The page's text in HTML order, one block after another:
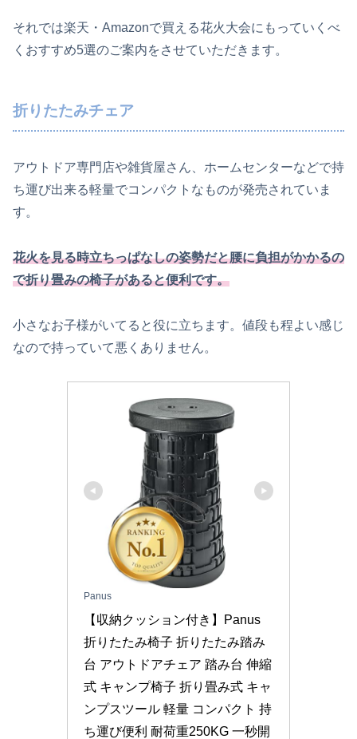
それでは楽天・Amazonで買える花火大会にもっていくべ
くおすすめ5選のご案内をさせていただきます。
折りたたみチェア
アウトドア専門店や雑貨屋さん、ホームセンターなどで持
ち運び出来る軽量でコンパクトなものが発売されていま
す。
花火を見る時立ちっぱなしの姿勢だと腰に負担がかかるの
で折り畳みの椅子があると便利です。
小さなお子様がいてると役に立ちます。値段も程よい感じ
なので持っていて悪くありません。
Panus
【収納クッション付き】Panus
折りたたみ椅子 折りたたみ踏み
台 アウトドアチェア 踏み台 伸縮
式 キャンプ椅子 折り畳み式 キャ
ンプスツール 軽量 コンパクト 持
ち運び便利 耐荷重250KG 一秒開